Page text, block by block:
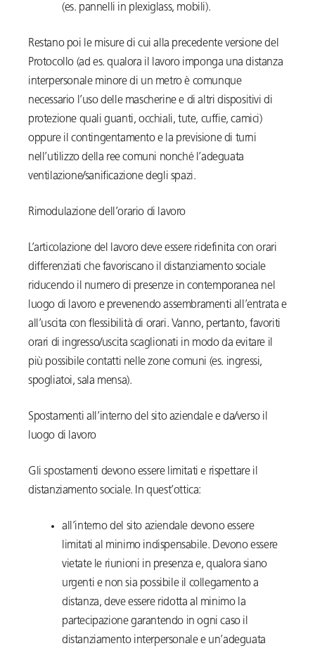
(es. pannelli in plexiglass, mobili).
Restano poi le misure di cui alla precedente versione del
Protocollo (ad es. qualora il lavoro imponga una distanza
interpersonale minore di un metro è comunque
necessario l’uso delle mascherine e di altri dispositivi di
protezione quali guanti, occhiali, tute, cuffie, camici)
oppure il contingentamento e la previsione di turni
nell’utilizzo della ree comuni nonché l’adeguata
ventilazione/sanificazione degli spazi.
Rimodulazione dell’orario di lavoro
L’articolazione del lavoro deve essere ridefinita con orari
differenziati che favoriscano il distanziamento sociale
riducendo il numero di presenze in contemporanea nel
luogo di lavoro e prevenendo assembramenti all’entrata e
all’uscita con flessibilità di orari. Vanno, pertanto, favoriti
orari di ingresso/uscita scaglionati in modo da evitare il
più possibile contatti nelle zone comuni (es. ingressi,
spogliatoi, sala mensa).
Spostamenti all’interno del sito aziendale e da/verso il
luogo di lavoro
Gli spostamenti devono essere limitati e rispettare il
distanziamento sociale. In quest’ottica:
all’interno del sito aziendale devono essere
limitati al minimo indispensabile. Devono essere
vietate le riunioni in presenza e, qualora siano
urgenti e non sia possibile il collegamento a
distanza, deve essere ridotta al minimo la
partecipazione garantendo in ogni caso il
distanziamento interpersonale e un’adeguata